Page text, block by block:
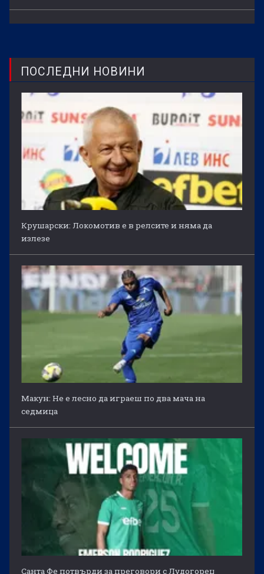
ПОСЛЕДНИ НОВИНИ
Крушарски: Локомотив е в релсите и няма да
излезе
Макун: Не е лесно да играеш по два мача на
седмица
Санта Фе потвърди за преговори с Лудогорец